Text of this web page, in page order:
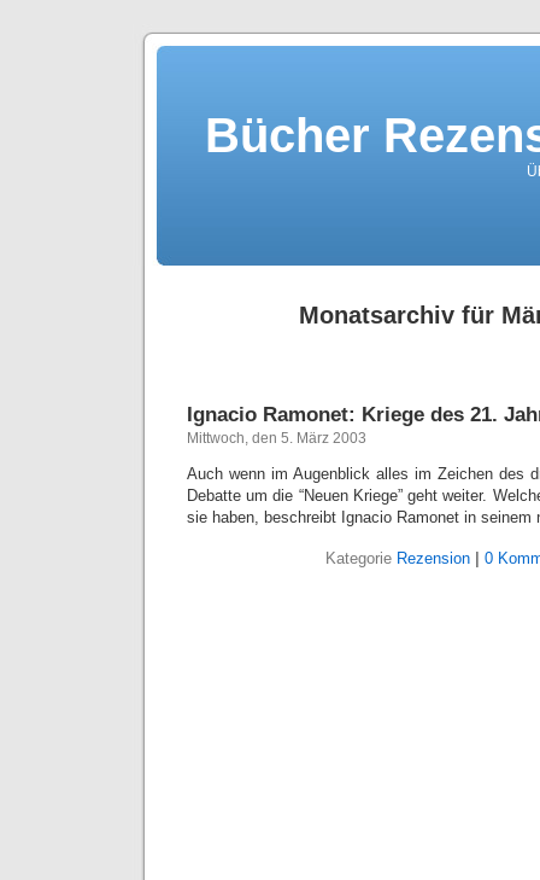
Bücher
Monatsarchiv für
Ignacio Ramonet: Kriege des 21.
Mittwoch, den 5. März 2003
Auch wenn im Augenblick alles im Zeichen des
Debatte um die “Neuen Kriege” geht weiter.
sie haben, beschreibt Ignacio Ramonet in
Kategorie Rezension 0